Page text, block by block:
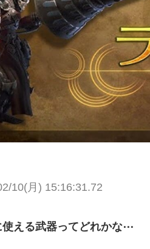
10(月) 15:16:31.72
える武器ってどれかな⋯